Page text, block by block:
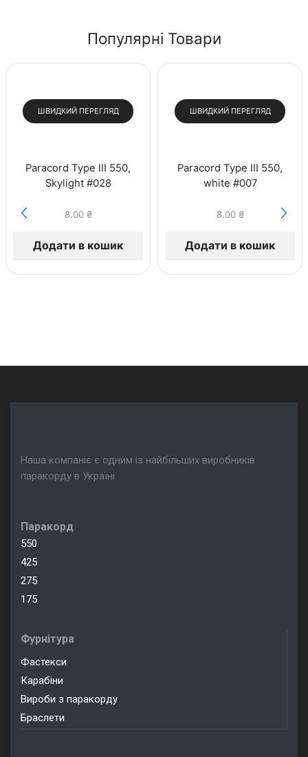
Популярні Товари
ШВИДКИЙ ПЕРЕГЛЯД
Paracord Type III 550,
Skylight #028
8.00₴
Додати в кошик
ШВИДКИЙ ПЕРЕГЛЯД
Paracord Type III 550,
white #007
8.00₴
Додати в кошик
Наша компаніє є одним із найбільших виробників
паракорду в Україні
Паракорд
550
425
275
175
Фурнітура
Фастекси
Карабіни
Вироби з паракорду
Браслети